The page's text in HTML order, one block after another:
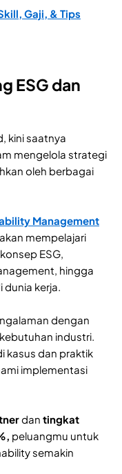
Gaji, & Tips
ESG dan
kini saatnya
mengelola strategi
oleh berbagai
Management
mempelajari
ESG,
hingga
kerja.
dengan
industri.
kasus dan praktik
implementasi
dan tingkat
peluangmu untuk
semakin